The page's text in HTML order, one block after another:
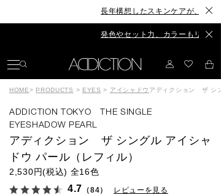
長年構想したスキンケアが、ついに
発色やセット力、カラーもリニュー
HOME> PRODUCTS > EYES > アイシャドウ アディクション ザ シ
ADDICTION TOKYO THE SINGLE
EYESHADOW PEARL
アディクション ザ シングル アイシャ
ドウ パール（レフィル）
2,530円(税込) 全16色
4.7 （84） レビューを見る